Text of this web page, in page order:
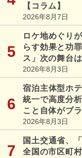
【コラム】
2026年8月7日
ロケ地めぐり
らす効果と功
ス」次の舞台
2026年8月3日
宿泊主体型ホ
統一で高度分
こと自体がブ
2026年8月3日
国土交通省、
全国の市区町